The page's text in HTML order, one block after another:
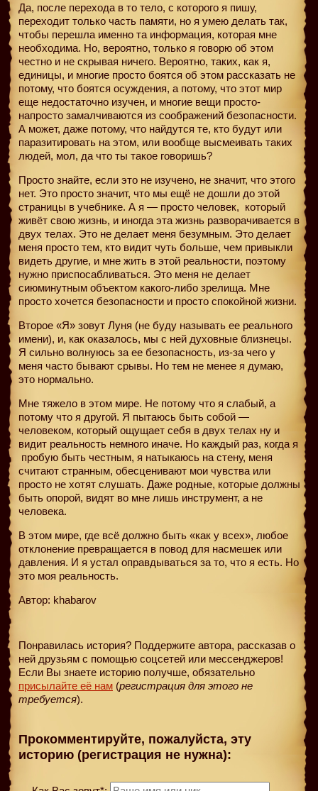
Да, после перехода в то тело, с которого я пишу,
переходит только часть памяти, но я умею делать так,
чтобы перешла именно та информация, которая мне
необходима. Но, вероятно, только я говорю об этом
честно и не скрывая ничего. Вероятно, таких, как я,
единицы, и многие просто боятся об этом рассказать не
потому, что боятся осуждения, а потому, что этот мир
еще недостаточно изучен, и многие вещи просто-
напросто замалчиваются из соображений безопасности.
А может, даже потому, что найдутся те, кто будут или
паразитировать на этом, или вообще высмеивать таких
людей, мол, да что ты такое говоришь?
Просто знайте, если это не изучено, не значит, что этого
нет. Это просто значит, что мы ещё не дошли до этой
страницы в учебнике. А я — просто человек, который
живёт свою жизнь, и иногда эта жизнь разворачивается в
двух телах. Это не делает меня безумным. Это делает
меня просто тем, кто видит чуть больше, чем привыкли
видеть другие, и мне жить в этой реальности, поэтому
нужно приспосабливаться. Это меня не делает
сиюминутным объектом какого-либо зрелища. Мне
просто хочется безопасности и просто спокойной жизни.
Второе «Я» зовут Луня (не буду называть ее реального
имени), и, как оказалось, мы с ней духовные близнецы.
Я сильно волнуюсь за ее безопасность, из-за чего у
меня часто бывают срывы. Но тем не менее я думаю,
это нормально.
Мне тяжело в этом мире. Не потому что я слабый, а
потому что я другой. Я пытаюсь быть собой —
человеком, который ощущает себя в двух телах ну и
видит реальность немного иначе. Но каждый раз, когда я
пробую быть честным, я натыкаюсь на стену, меня
считают странным, обесценивают мои чувства или
просто не хотят слушать. Даже родные, которые должны
быть опорой, видят во мне лишь инструмент, а не
человека.
В этом мире, где всё должно быть «как у всех», любое
отклонение превращается в повод для насмешек или
давления. И я устал оправдываться за то, что я есть. Но
это моя реальность.
Автор: khabarov
Понравилась история? Поддержите автора, рассказав о
ней друзьям с помощью соцсетей или мессенджеров!
Если Вы знаете историю получше, обязательно
присылайте её нам (регистрация для этого не
требуется).
Прокомментируйте, пожалуйста, эту
историю (регистрация не нужна):